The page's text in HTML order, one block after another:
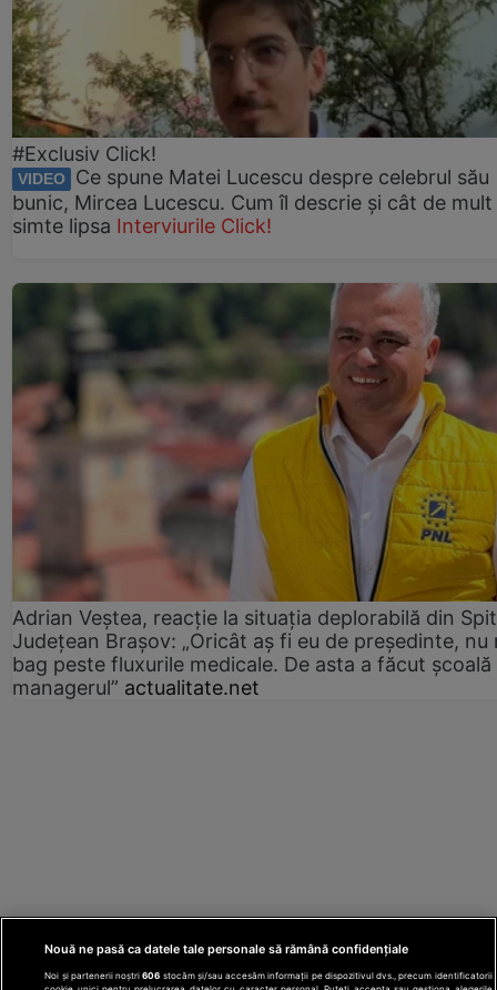
#Exclusiv Click!
VIDEO
Ce spune Matei Lucescu despre celebrul său
bunic, Mircea Lucescu. Cum îl descrie și cât de mult
simte lipsa Interviurile Click!
Adrian Veștea, reacție la situația deplorabilă din
Județean Brașov: „Oricât aș fi eu de președinte, nu
bag peste fluxurile medicale. De asta a făcut școală
managerul” actualitate.net
Nouă ne pasă ca datele tale personale să rămână confidențiale
Noi și partenerii noștri606 stocăm și/sau accesăm informații pe dispozitivul dvs., precum identificatorii